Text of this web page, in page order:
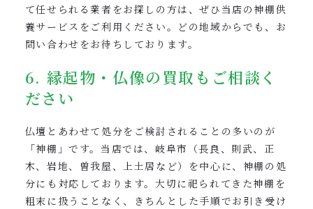
て任せられる業者をお探しの方は、ぜひ当店の神棚供
養サービスをご利用ください。どの地域からでも、お
問い合わせをお待ちしております。
6. 縁起物・仏像の買取もご相談く
ださい
仏壇とあわせて処分をご検討されることの多いのが
「神棚」です。当店では、岐阜市（長良、則武、正
木、岩地、曽我屋、上土居など）を中心に、神棚の処
分にも対応しております。大切に祀られてきた神棚を
粗末に扱うことなく、きちんとした手順でお引き受け